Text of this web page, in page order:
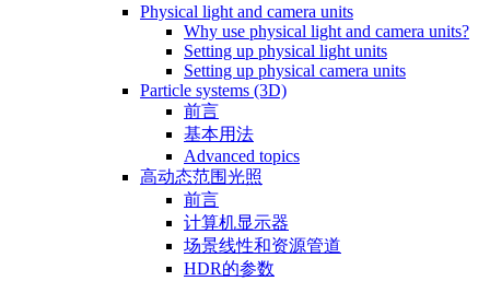
Physical light and camera units
Why use physical light and camera units?
Setting up physical light units
Setting up physical camera units
Particle systems (3D)
前言
基本用法
Advanced topics
高动态范围光照
前言
计算机显示器
场景线性和资源管道
HDR的参数